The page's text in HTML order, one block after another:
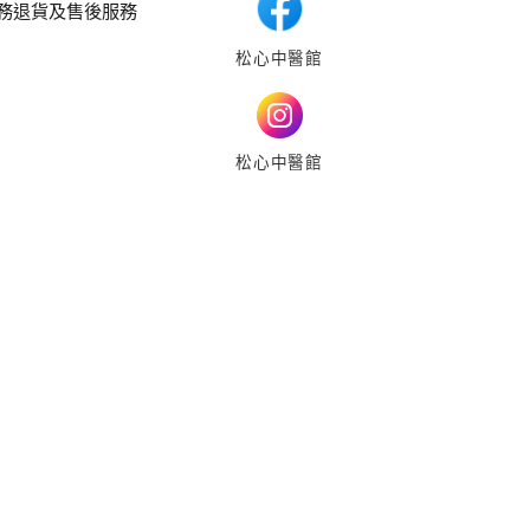
退貨及售後服務
松心中醫館
松心中醫館